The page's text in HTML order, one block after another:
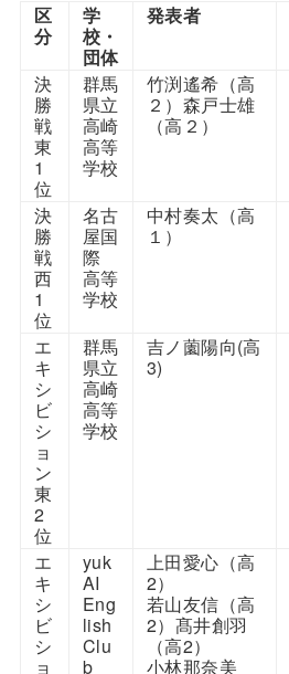
区
分
学
校・
団体
発表者
決
勝
戦
東
1
位
群馬
県立
高崎
高等
学校
竹渕遙希（高
２）森戸士雄
（高２）
決
勝
戦
西
1
位
名古
屋国
際
高等
学校
中村奏太（高
１）
エ
キ
シ
ビ
シ
ョ
ン
東
2
位
群馬
県立
高崎
高等
学校
吉ノ薗陽向(高
3)
エ
キ
シ
ビ
シ
ョ
yuk
AI
Eng
lish
Clu
b
上田愛心（高
2）
若山友信（高
2）髙井創羽
（高2）
小林那奈美